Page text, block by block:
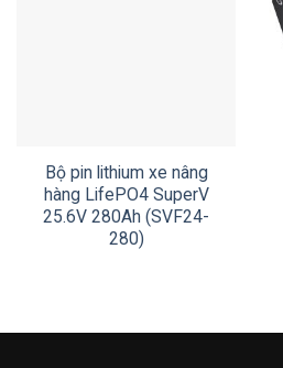
Bộ pin lithium xe nâng
hàng LifePO4 SuperV
25.6V 280Ah (SVF24-
280)